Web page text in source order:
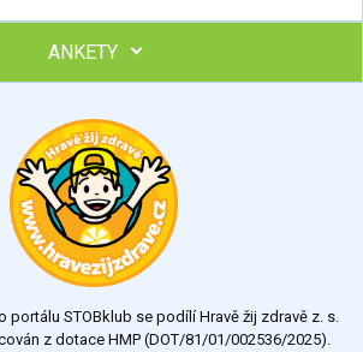
ANKETY
Všechny ankety
portálu STOBklub se podílí Hravě žij zdravě z. s.
z dotace HMP (DOT/81/01/002536/2025).